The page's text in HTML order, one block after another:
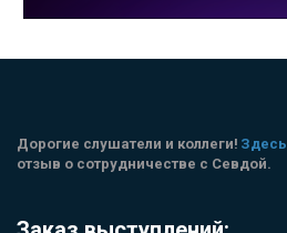
Дорогие слушатели и коллеги! Здесь
отзыв о сотрудничестве с Севдой.